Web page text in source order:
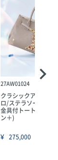
27AW01024
クラシックアニルブ
ロ/ステラソーイング
金具付トート
ン＋)
¥ 275,000